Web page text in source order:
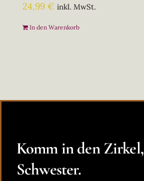
24,99 € inkl. MwSt.
In den Warenkorb
Komm in den Zirkel,
Schwester.